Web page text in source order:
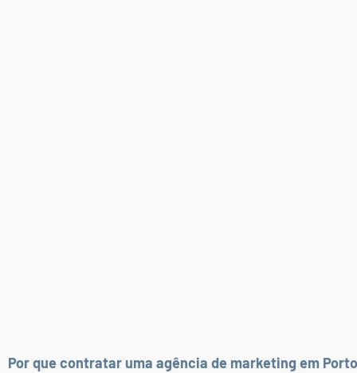
Por que contratar uma agência de marketing em Porto